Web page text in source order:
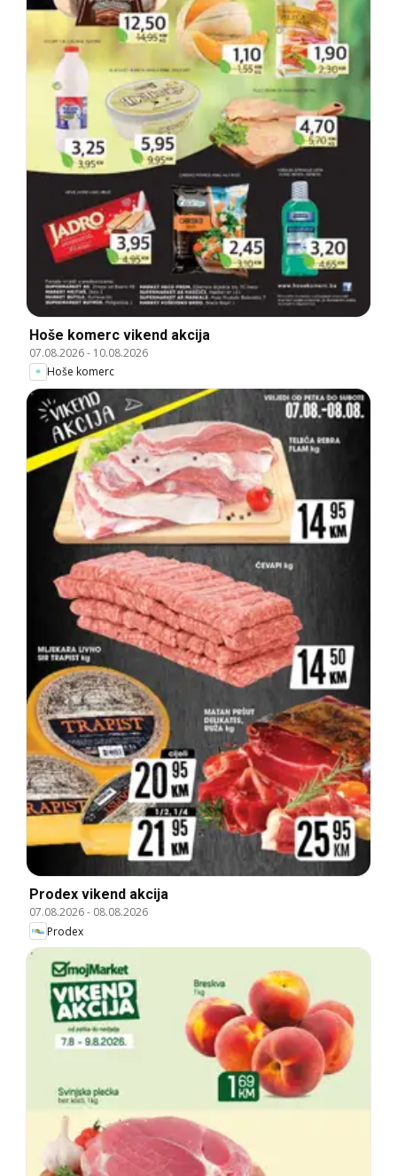
Hoše komerc vikend akcija
07.08.2026- 10.08.2026
Hoše komerc
Prodex vikend akcija
07.08.2026- 08.08.2026
Prodex